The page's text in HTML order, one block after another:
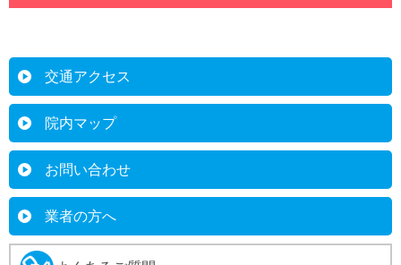
交通アクセス
院内マップ
お問い合わせ
業者の方へ